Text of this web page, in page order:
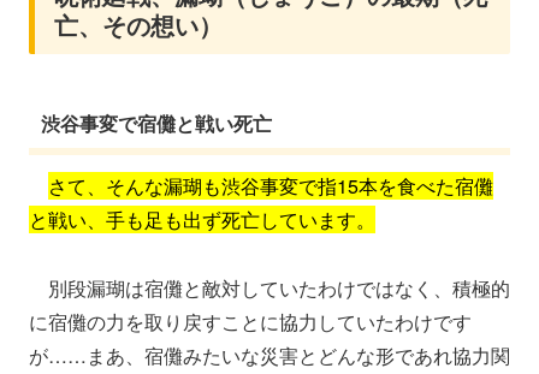
亡、その想い）
渋谷事変で宿儺と戦い死亡
さて、そんな漏瑚も渋谷事変で指15本を食べた宿儺
と戦い、手も足も出ず死亡しています。
別段漏瑚は宿儺と敵対していたわけではなく、積極的
に宿儺の力を取り戻すことに協力していたわけです
が……まあ、宿儺みたいな災害とどんな形であれ協力関